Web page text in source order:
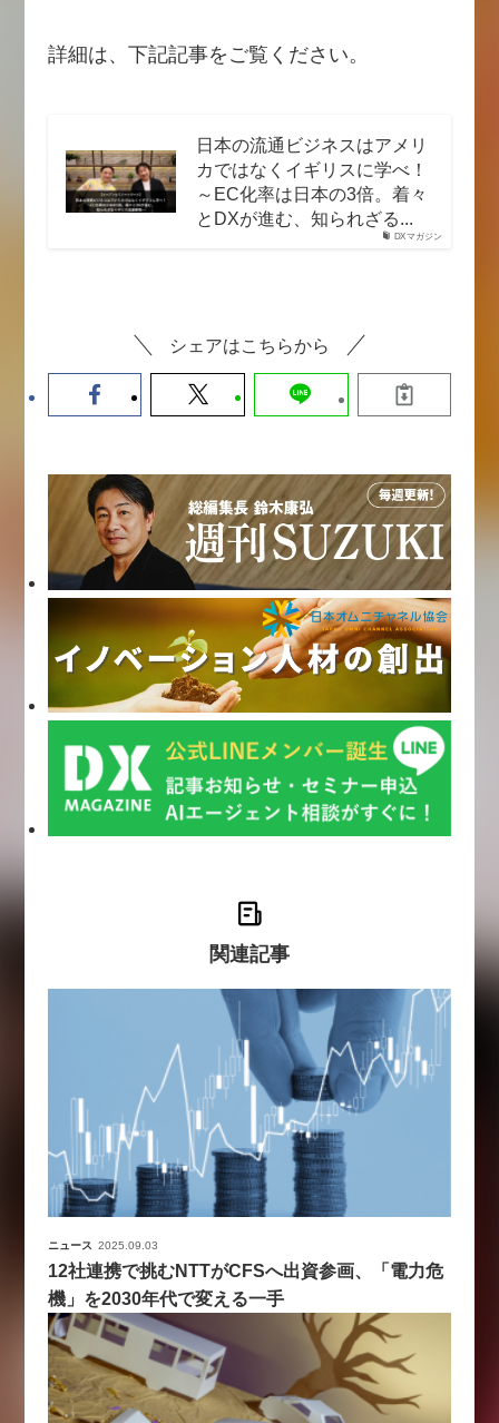
詳細は、下記記事をご覧ください。
DXマガジン
日本の流通ビジネスはアメリ
カではなくイギリスに学べ！
～EC化率は日本の3倍。着々
とDXが進む、知られざる...
シェアはこちらから
関連記事
ニュース 2025.09.03
12社連携で挑むNTTがCFSへ出資参画、「電力危
機」を2030年代で変える一手